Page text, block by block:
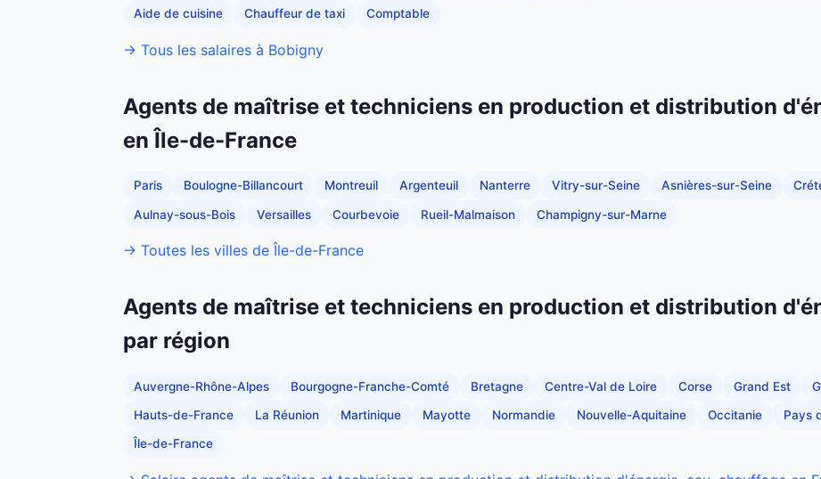
Aide de cuisine Chauffeur de taxi Comptable
→ Tous les salaires à Bobigny
Agents de maîtrise et techniciens en production et distribution
en Île-de-France
Paris Boulogne-Billancourt Montreuil Argenteuil Nanterre Vitry-sur-Seine Asnières-sur-Seine
Aulnay-sous-Bois Versailles Courbevoie Rueil-Malmaison Champigny-sur-Marne
→ Toutes les villes de Île-de-France
Agents de maîtrise et techniciens en production et distribution
par région
Auvergne-Rhône-Alpes Bourgogne-Franche-Comté Bretagne Centre-Val de Loire Corse Grand Est
Hauts-de-France La Réunion Martinique Mayotte Normandie Nouvelle-Aquitaine Occitanie Pays
Île-de-France